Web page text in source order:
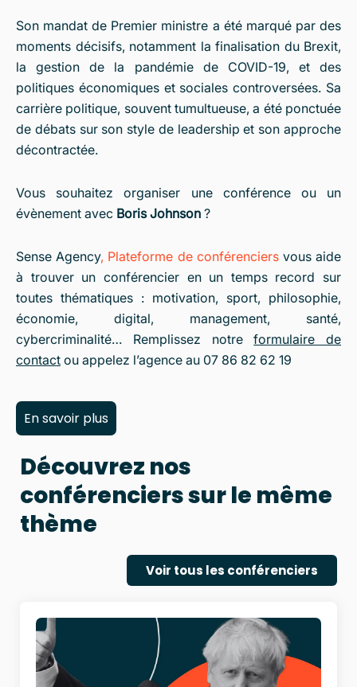
Son mandat de Premier ministre a été marqué par des
moments décisifs, notamment la finalisation du Brexit,
la gestion de la pandémie de COVID-19, et des
politiques économiques et sociales controversées. Sa
carrière politique, souvent tumultueuse, a été ponctuée
de débats sur son style de leadership et son approche
décontractée.
Vous souhaitez organiser une conférence ou un
évènement avec Boris Johnson ?
Sense Agency, Plateforme de conférenciersvous aide
à trouver un conférencier en un temps record sur
toutes thématiques : motivation, sport, philosophie,
économie, digital, management, santé,
cybercriminalité… Remplissez notreformulaire de
contact ou appelez l’agence au 07 86 82 62 19
En savoir plus
Découvrez nos
conférenciers sur le même
thème
Voir tous les conférenciers